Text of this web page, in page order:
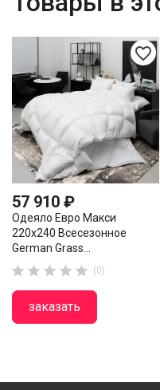
favorite_border
57 910 ₽
Одеяло Евро Макси
220х240 Всесезонное
German Grass...
     (0)
заказать